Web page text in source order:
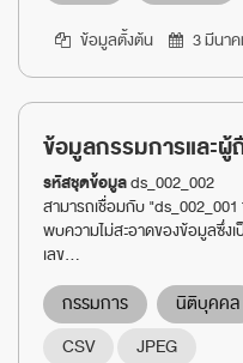
ข้อมูลตั้งต้น 3 มีนา
ข้อมูลกรรมการและ
รหัสชุดข้อมูลds_002_002
สามารถเชื่อมกับ
พบความไม่สะอาดของข้อมูลซึ่ง
เลข...
กรรมการ นิติบุคคล
CSV
JPEG